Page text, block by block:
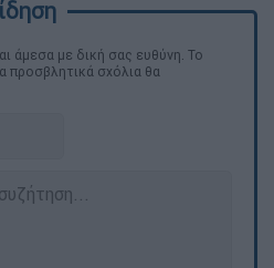
άμεσα με δική σας ευθύνη. Το
προσβλητικά σχόλια θα